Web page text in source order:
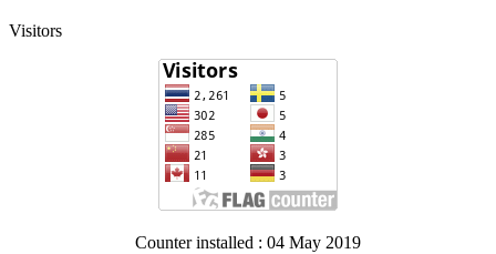
Visitors
Counter installed : 04 May 2019